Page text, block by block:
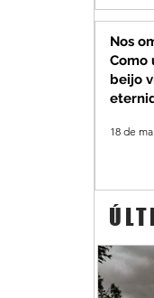
Nos
Como
beijo
18 de